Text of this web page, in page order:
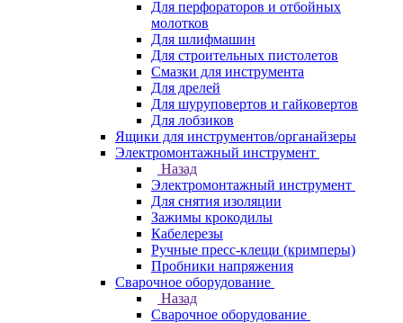
Для перфораторов и отбойных
молотков
Для шлифмашин
Для строительных пистолетов
Смазки для инструмента
Для дрелей
Для шуруповертов и гайковертов
Для лобзиков
Ящики для инструментов/органайзеры
Электромонтажный инструмент
Назад
Электромонтажный инструмент
Для снятия изоляции
Зажимы крокодилы
Кабелерезы
Ручные пресс-клещи (кримперы)
Пробники напряжения
Сварочное оборудование
Назад
Сварочное оборудование